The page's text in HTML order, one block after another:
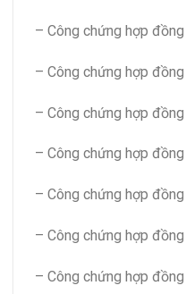
– Công chứng hợp
– Công chứng hợp
– Công chứng hợp
– Công chứng hợp đồng
– Công chứng hợp
– Công chứng hợp
– Công chứng hợp